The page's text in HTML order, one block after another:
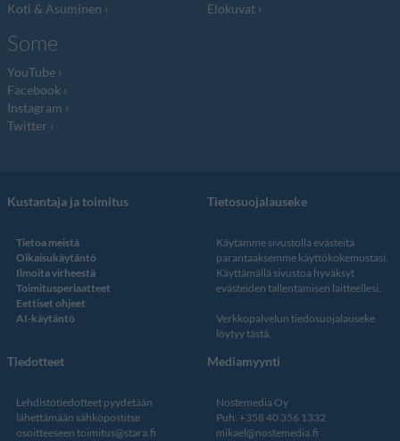
Koti & Asuminen
Elokuvat
Some
YouTube
Facebook
Instagram
Twitter
Kustantaja ja toimitus
Tietoa meistä
Oikaisukäytäntö
Ilmoita virheestä
Toimitusperiaatteet
Eettiset ohjeet
AI-käytäntö
Tietosuojalauseke
Käytämme sivustolla evästeitä
parantaaksemme käyttökokemustasi.
Käyttämällä sivustoa hyväksyt
evästeiden tallentamisen laitteellesi.
Verkkopalvelun tiedosuojalauseke
löytyy tästä.
Tiedotteet
Lehdistötiedotteet pyydetään
lähettämään sähköpostitse
osoitteeseen toimitus@stara.fi
Mediamyynti
Nostemedia Oy
Puh. +358 40 356 1332
mikael@nostemedia.fi